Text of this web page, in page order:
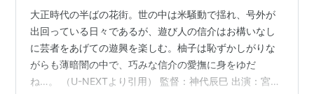
大正時代の半ばの花街。世の中は米騒動で揺れ、号外が
出回っている日々であるが、遊び人の信介はお構いなし
に芸者をあげての遊興を楽しむ。柚子は恥ずかしがりな
がらも薄暗闇の中で、巧みな信介の愛撫に身をゆだ
ね…。 （U-NEXTより引用） 監督：神代辰巳 出演：宮下